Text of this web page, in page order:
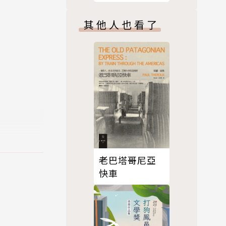
獨立自
磨的堅
圍。——
小說公
其他人也看了
老巴塔哥尼亞
快車